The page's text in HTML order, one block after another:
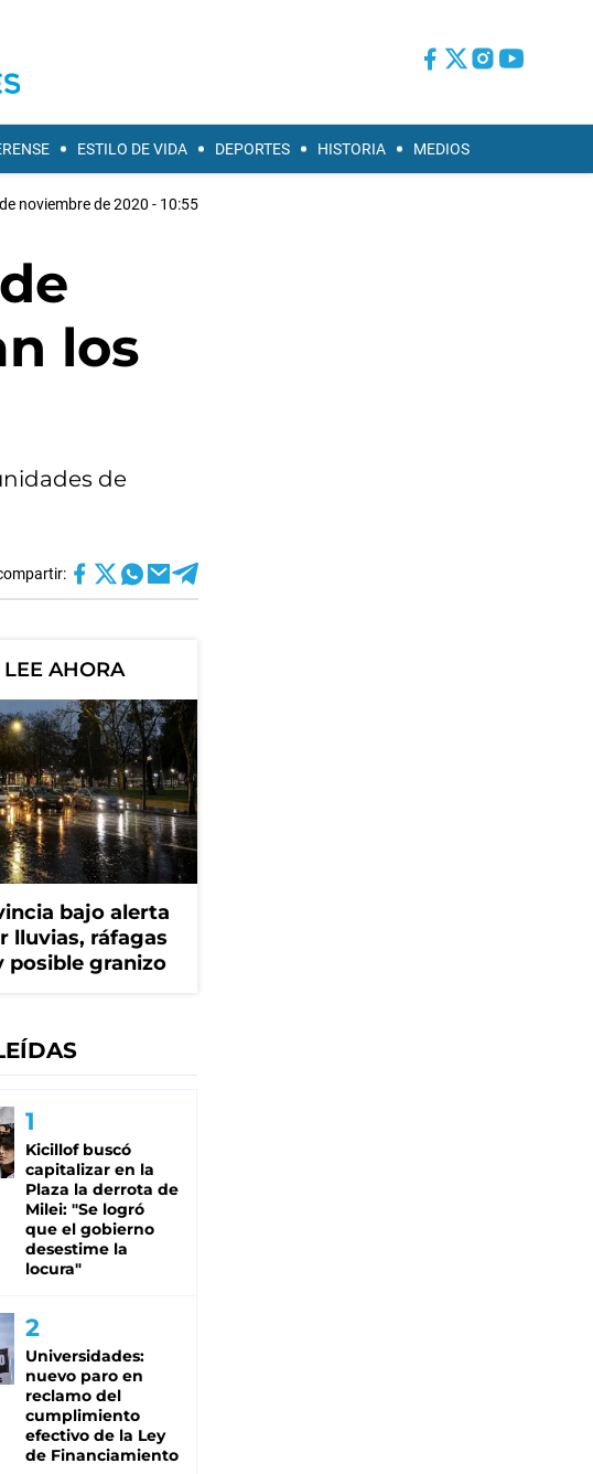
ESTILO DE VIDA DEPORTES HISTORIA MEDIOS
noviembre de 2020 - 10:55
los
de
AHORA
bajo alerta
lluvias, ráfagas
posible granizo
Kicillof buscó
capitalizar en la
Plaza la derrota de
Milei: "Se logró
que el gobierno
desestime la
locura"
Universidades:
nuevo paro en
reclamo del
cumplimiento
efectivo de la Ley
de Financiamiento